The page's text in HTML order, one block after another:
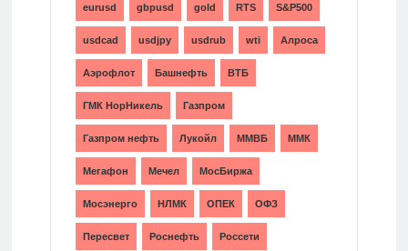
eurusd gbpusd gold RTS S&P500
usdcad usdjpy usdrub wti Алроса
Аэрофлот Башнефть ВТБ
ГМК НорНикель Газпром
Газпром нефть Лукойл ММВБ ММК
Мегафон Мечел МосБиржа
Мосэнерго НЛМК ОПЕК ОФЗ
Пересвет Роснефть Россети